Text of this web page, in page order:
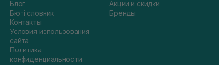
Блог
Бюті словник
Контакты
Условия использования
сайта
Политика
конфиденциальности
Акции и скидки
Бренды